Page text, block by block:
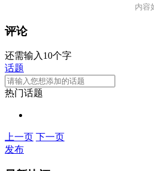
内容
评论
还需输入10个字
话题
热门话题
上一页 下一页
发布